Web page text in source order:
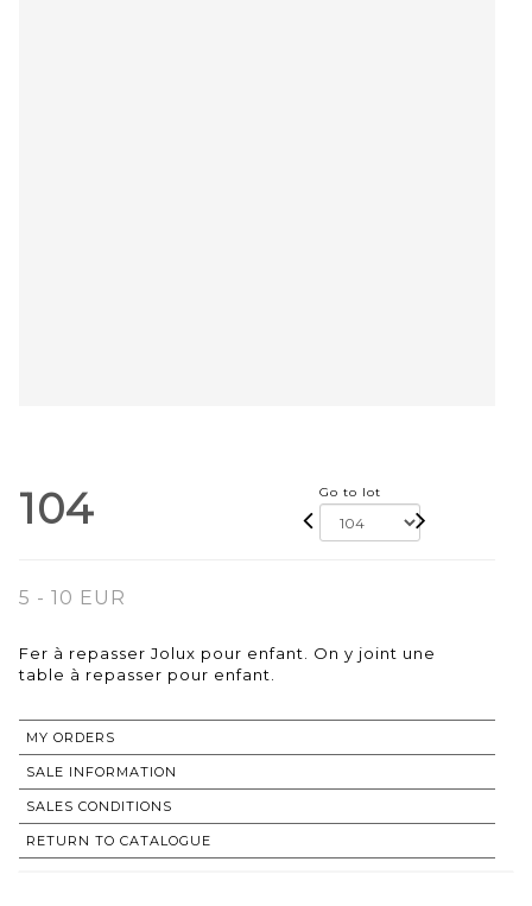
104 Go to lot
5 - 10 EUR
Fer à repasser Jolux pour enfant. On y joint une
table à repasser pour enfant.
MY ORDERS
SALE INFORMATION
SALES CONDITIONS
RETURN TO CATALOGUE